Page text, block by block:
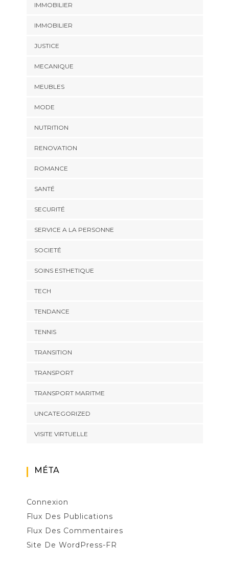
IMMOBILIER
IMMOBILIER
JUSTICE
MECANIQUE
MEUBLES
MODE
NUTRITION
RENOVATION
ROMANCE
SANTÉ
SECURITÉ
SERVICE A LA PERSONNE
SOCIETÉ
SOINS ESTHETIQUE
TECH
TENDANCE
TENNIS
TRANSITION
TRANSPORT
TRANSPORT MARITME
UNCATEGORIZED
VISITE VIRTUELLE
MÉTA
Connexion
Flux Des Publications
Flux Des Commentaires
Site De WordPress-FR